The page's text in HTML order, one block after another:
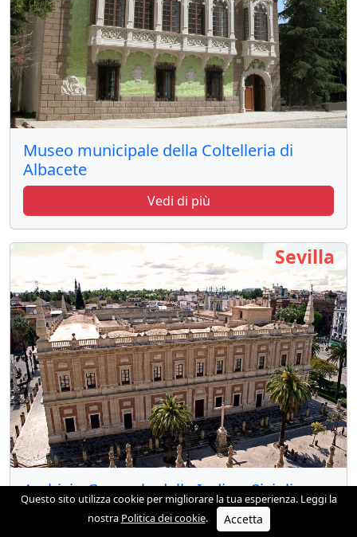
Museo municipale della Coltelleria di
Albacete
Vedi di più
Archivio Generale delle Indie a Siviglia —
Palazzo Rinascimentale di Juan de Herrera
Sevilla
Questo sito utilizza cookie per migliorare la tua esperienza. Leggi la
nostra Politica dei cookie. Accetta